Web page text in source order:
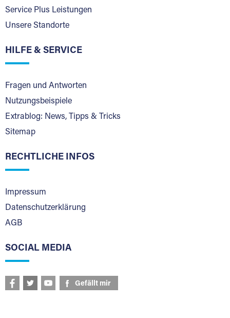
Service Plus Leistungen
Unsere Standorte
HILFE & SERVICE
Fragen und Antworten
Nutzungsbeispiele
Extrablog: News, Tipps & Tricks
Sitemap
RECHTLICHE INFOS
Impressum
Datenschutzerklärung
AGB
SOCIAL MEDIA
Gefällt mir